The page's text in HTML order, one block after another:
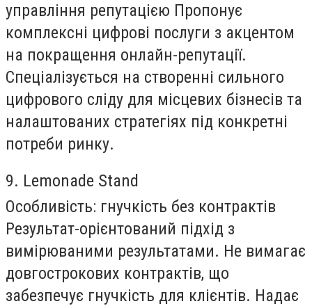
управління репутацією Пропонує
комплексні цифрові послуги з акцентом
на покращення онлайн-репутації.
Спеціалізується на створенні сильного
цифрового сліду для місцевих бізнесів та
налаштованих стратегіях під конкретні
потреби ринку.
9. Lemonade Stand
Особливість: гнучкість без контрактів
Результат-орієнтований підхід з
вимірюваними результатами. Не вимагає
довгострокових контрактів, що
забезпечує гнучкість для клієнтів. Надає